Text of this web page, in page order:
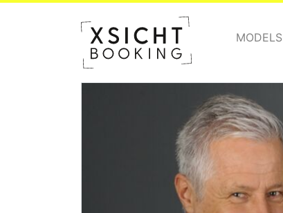
MODELS